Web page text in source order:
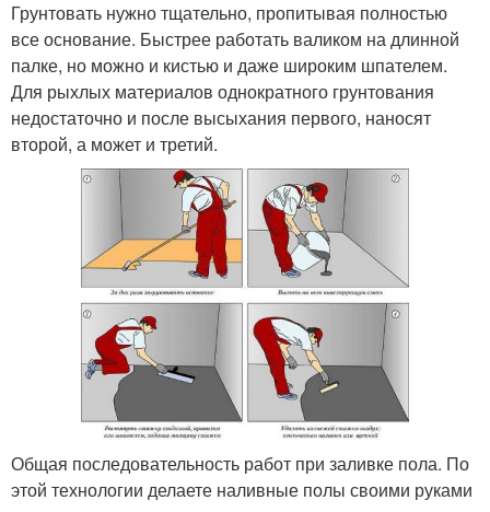
Грунтовать нужно тщательно, пропитывая полностью
все основание. Быстрее работать валиком на длинной
палке, но можно и кистью и даже широким шпателем.
Для рыхлых материалов однократного грунтования
недостаточно и после высыхания первого, наносят
второй, а может и третий.
Общая последовательность работ при заливке пола. По
этой технологии делаете наливные полы своими руками